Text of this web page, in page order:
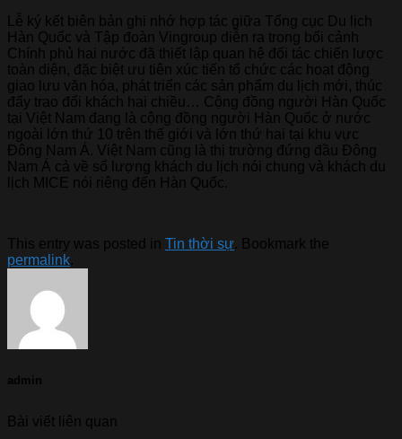
Lễ ký kết biên bản ghi nhớ hợp tác giữa Tổng cục Du lịch
Hàn Quốc và Tập đoàn Vingroup diễn ra trong bối cảnh
Chính phủ hai nước đã thiết lập quan hệ đối tác chiến lược
toàn diện, đặc biệt ưu tiên xúc tiến tổ chức các hoạt động
giao lưu văn hóa, phát triển các sản phẩm du lịch mới, thúc
đẩy trao đổi khách hai chiều… Cộng đồng người Hàn Quốc
tại Việt Nam đang là cộng đồng người Hàn Quốc ở nước
ngoài lớn thứ 10 trên thế giới và lớn thứ hai tại khu vực
Đông Nam Á. Việt Nam cũng là thị trường đứng đầu Đông
Nam Á cả về số lượng khách du lịch nói chung và khách du
lịch MICE nói riêng đến Hàn Quốc.
This entry was posted in Tin thời sự. Bookmark the
permalink.
admin
Bài viết liên quan